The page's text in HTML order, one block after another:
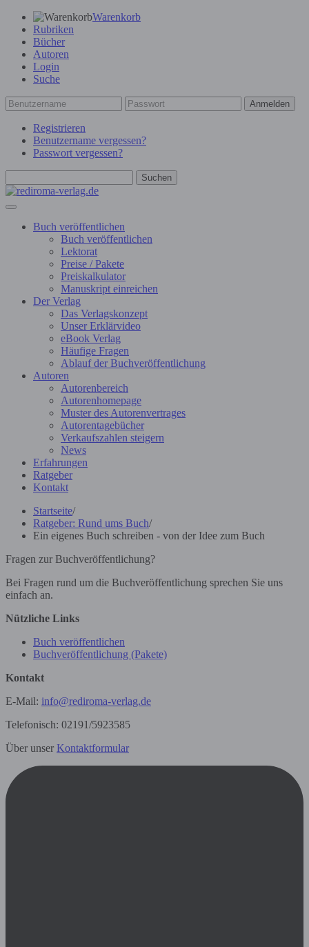
Warenkorb
Rubriken
Bücher
Autoren
Login
Suche
Anmelden
Registrieren
Benutzername vergessen?
Passwort vergessen?
Suchen
Buch veröffentlichen
Buch veröffentlichen
Lektorat
Preise / Pakete
Preiskalkulator
Manuskript einreichen
Der Verlag
Das Verlagskonzept
Unser Erklärvideo
eBook Verlag
Häufige Fragen
Ablauf der Buchveröffentlichung
Autoren
Autorenbereich
Autorenhomepage
Muster des Autorenvertrages
Autorentagebücher
Verkaufszahlen steigern
News
Erfahrungen
Ratgeber
Kontakt
Startseite/
Ratgeber: Rund ums Buch/
Ein eigenes Buch schreiben - von der Idee zum Buch
Fragen zur Buchveröffentlichung?
Bei Fragen rund um die Buchveröffentlichung sprechen Sie uns
einfach an.
Nützliche Links
Buch veröffentlichen
Buchveröffentlichung (Pakete)
Kontakt
E-Mail: info@rediroma-verlag.de
Telefonisch: 02191/5923585
Über unser Kontaktformular